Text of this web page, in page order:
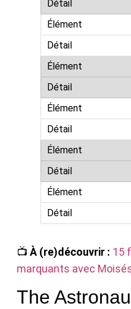
📺 À (re)découvrir : 15
marquants avec
The